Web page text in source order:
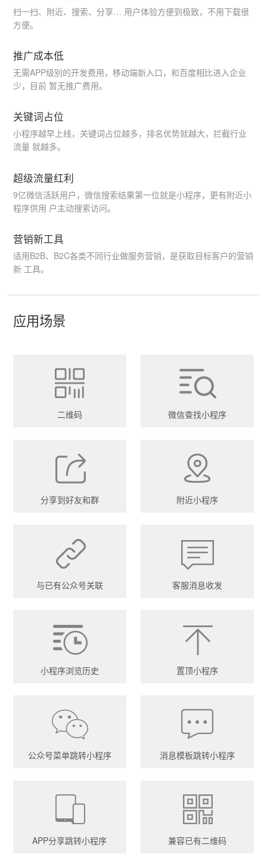
扫一扫、附近、搜索、分享… 用户体验方便到极致，不用下载很
方便。
推广成本低
无需APP级别的开发费用，移动端新入口，和百度相比进入企业
少，目前 暂无推广费用。
关键词占位
小程序越早上线，关键词占位越多，排名优势就越大，拦截行业
流量 就越多。
超级流量红利
9亿微信活跃用户，微信搜索结果第一位就是小程序，更有附近小
程序供用 户主动搜索访问。
营销新工具
适用B2B、B2C各类不同行业做服务营销，是获取目标客户的营销
新 工具。
应用场景
二维码 微信查找小程序
分享到好友和群 附近小程序
与已有公众号关联 客服消息收发
小程序浏览历史 置顶小程序
公众号菜单跳转小程序 消息模板跳转小程序
APP分享跳转小程序 兼容已有二维码